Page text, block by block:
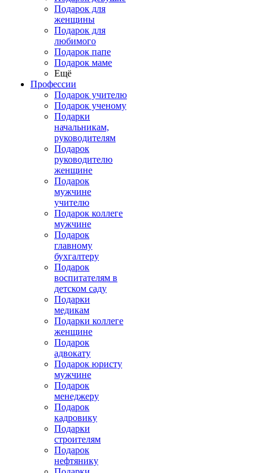
Подарок для
женщины
Подарок для
любимого
Подарок папе
Подарок маме
Ещё
Профессии
Подарок учителю
Подарок ученому
Подарки
начальникам,
руководителям
Подарок
руководителю
женщине
Подарок
мужчине
учителю
Подарок коллеге
мужчине
Подарок
главному
бухгалтеру
Подарок
воспитателям в
детском саду
Подарки
медикам
Подарки коллеге
женщине
Подарок
адвокату
Подарок юристу
мужчине
Подарок
менеджеру
Подарок
кадровику
Подарки
строителям
Подарок
нефтянику